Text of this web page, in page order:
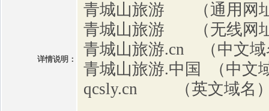
详情说明：
青城山旅游 （通用网
青城山旅游 （无线网
青城山旅游.cn （中文域
青城山旅游.中国 （中文
qcsly.cn （英文域名